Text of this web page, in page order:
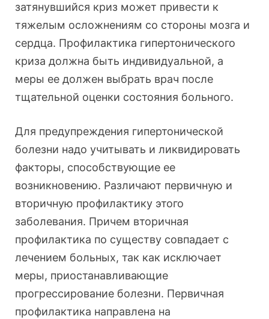
затянувшийся криз может привести к
тяжелым осложнениям со стороны мозга и
сердца. Профилактика гипертонического
криза должна быть индивидуальной, а
меры ее должен выбрать врач после
тщательной оценки состояния больного.
Для предупреждения гипертонической
болезни надо учитывать и ликвидировать
факторы, способствующие ее
возникновению. Различают первичную и
вторичную профилактику этого
заболевания. Причем вторичная
профилактика по существу совпадает с
лечением больных, так как исключает
меры, приостанавливающие
прогрессирование болезни. Первичная
профилактика направлена на